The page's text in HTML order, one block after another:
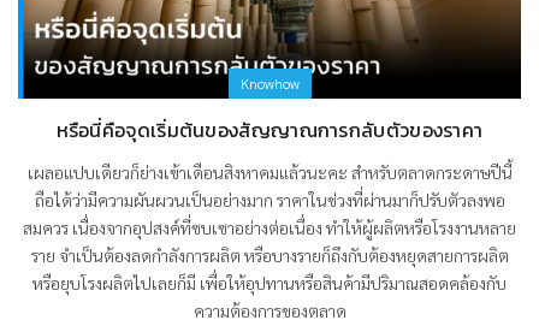
Knowhow
หรือนี่คือจุดเริ่มต้นของสัญญาณการกลับตัวของราคา
เผลอแปบเดียวก็ย่างเข้าเดือนสิงหาคมแล้วนะคะ สำหรับตลาดกระดาษปีนี้
ถือได้ว่ามีความผันผวนเป็นอย่างมาก ราคาในช่วงที่ผ่านมาก็ปรับตัวลงพอ
สมควร เนื่องจากอุปสงค์ที่ซบเซาอย่างต่อเนื่อง ทำให้ผู้ผลิตหรือโรงงานหลาย
ราย จำเป็นต้องลดกำลังการผลิต หรือบางรายก็ถึงกับต้องหยุดสายการผลิต
หรือยุบโรงผลิตไปเลยก็มี เพื่อให้อุปทานหรือสินค้ามีปริมาณสอดคล้องกับ
ความต้องการของตลาด